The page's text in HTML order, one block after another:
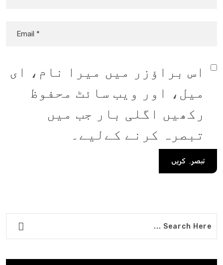
اس براؤزر میں میرا نام، ای
میل، اور ویب سائٹ محفوظ
رکھیں اگلی بار جب میں
تبصرہ کرنے کےلیے۔